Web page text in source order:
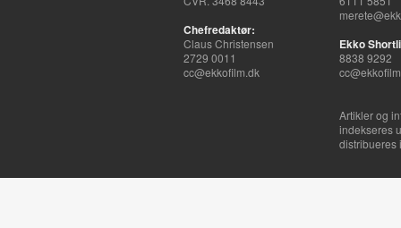
Chefredaktør:
Claus Christensen
2729 0011
cc@ekkofilm.dk
Ekko
8838 9292
Artikler og
indekseres
distribueres